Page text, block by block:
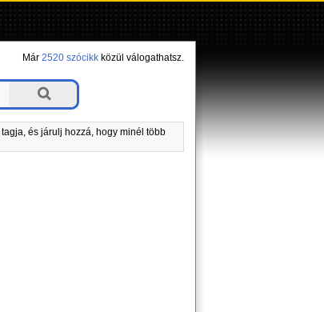
Már 2520 szócikkközül válogathatsz.
és járulj hozzá, hogy minél több